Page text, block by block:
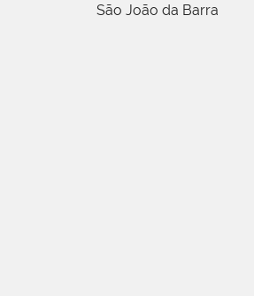
São João da Barra